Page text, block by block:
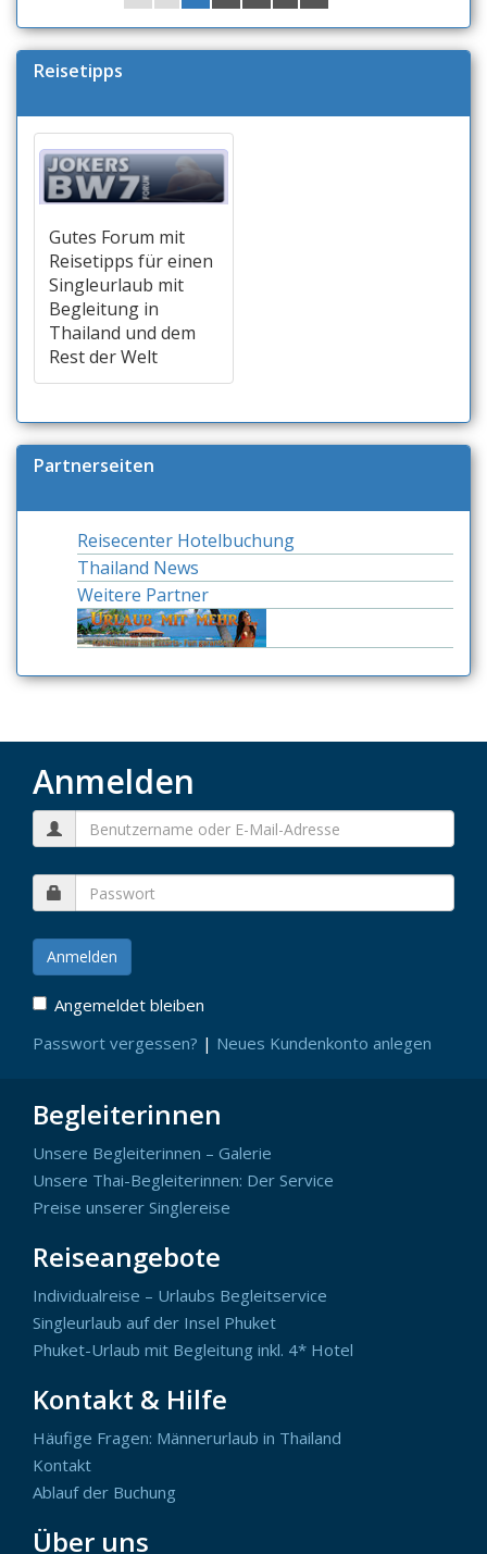
Reisetipps
Gutes Forum mit
Reisetipps für einen
Singleurlaub mit
Begleitung in
Thailand und dem
Rest der Welt
Partnerseiten
Reisecenter Hotelbuchung
Thailand News
Weitere Partner
Anmelden
Angemeldet bleiben
Passwort vergessen? | Neues Kundenkonto anlegen
Begleiterinnen
Unsere Begleiterinnen – Galerie
Unsere Thai-Begleiterinnen: Der Service
Preise unserer Singlereise
Reiseangebote
Individualreise – Urlaubs Begleitservice
Singleurlaub auf der Insel Phuket
Phuket-Urlaub mit Begleitung inkl. 4* Hotel
Kontakt & Hilfe
Häufige Fragen: Männerurlaub in Thailand
Kontakt
Ablauf der Buchung
Über uns